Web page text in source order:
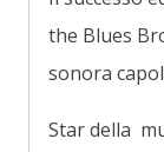
the Blues
sonora
Star della